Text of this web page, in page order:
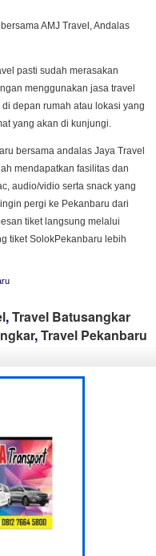
AMJ Travel, Andalas
pasti sudah merasakan
menggunakan jasa travel
depan rumah atau lokasi yang
yang akan di kunjungi.
bersama andalas Jaya Travel
mendapatkan fasilitas dan
audio/vidio serta snack yang
pergi ke Pekanbaru dari
tiket langsung melalui
tiket SolokPekanbaru lebih
,Travel Batusangkar
,Travel Pekanbaru